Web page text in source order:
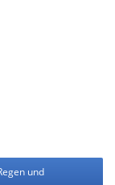
und